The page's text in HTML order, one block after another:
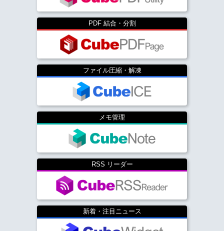
PDF 結合・分割
ファイル圧縮・解凍
メモ管理
RSS リーダー
新着・注目ニュース